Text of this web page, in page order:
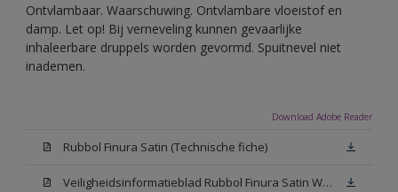
Ontvlambaar. Waarschuwing. Ontvlambare vloeistof en
damp. Let op! Bij verneveling kunnen gevaarlijke
inhaleerbare druppels worden gevormd. Spuitnevel niet
inademen.
Download Adobe Reader
Rubbol Finura Satin (Technische fiche)
Veiligheidsinformatieblad Rubbol Finura Satin W05 (SDS)